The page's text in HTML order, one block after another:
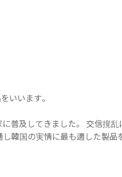
いいます。
普及してきました。 交信撹
韓国の実情に最も適した製品